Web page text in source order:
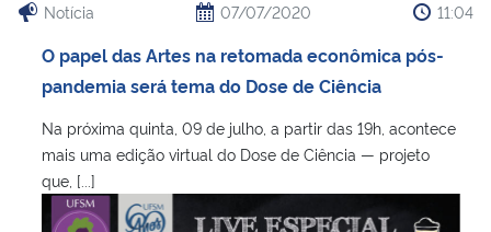
Notícia 07/07/2020 11:04
O papel das Artes na retomada econômica pós-
pandemia será tema do Dose de Ciência
Na próxima quinta, 09 de julho, a partir das 19h, acontece
mais uma edição virtual do Dose de Ciência — projeto
que, [...]